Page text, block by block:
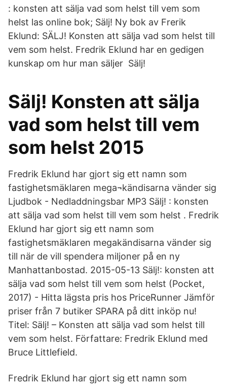
: konsten att sälja vad som helst till vem som
helst las online bok; Sälj! Ny bok av Frerik
Eklund: SÄLJ! Konsten att sälja vad som helst till
vem som helst. Fredrik Eklund har en gedigen
kunskap om hur man säljer Sälj!
Sälj! Konsten att sälja
vad som helst till vem
som helst 2015
Fredrik Eklund har gjort sig ett namn som
fastighetsmäklaren mega¬kändisarna vänder sig
Ljudbok - Nedladdningsbar MP3 Sälj! : konsten
att sälja vad som helst till vem som helst . Fredrik
Eklund har gjort sig ett namn som
fastighetsmäklaren mega­kändisarna vänder sig
till när de vill spendera miljoner på en ny
Manhattanbostad. 2015-05-13 Sälj!: konsten att
sälja vad som helst till vem som helst (Pocket,
2017) - Hitta lägsta pris hos PriceRunner Jämför
priser från 7 butiker SPARA på ditt inköp nu!
Titel: Sälj! – Konsten att sälja vad som helst till
vem som helst. Författare: Fredrik Eklund med
Bruce Littlefield.
Fredrik Eklund har gjort sig ett namn som